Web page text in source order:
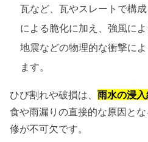
瓦など、瓦やスレートで構
による脆化に加え、強風に
地震などの物理的な衝撃に
ます。
ひび割れや破損は、雨水の浸
食や雨漏りの直接的な原因と
修が不可欠です。